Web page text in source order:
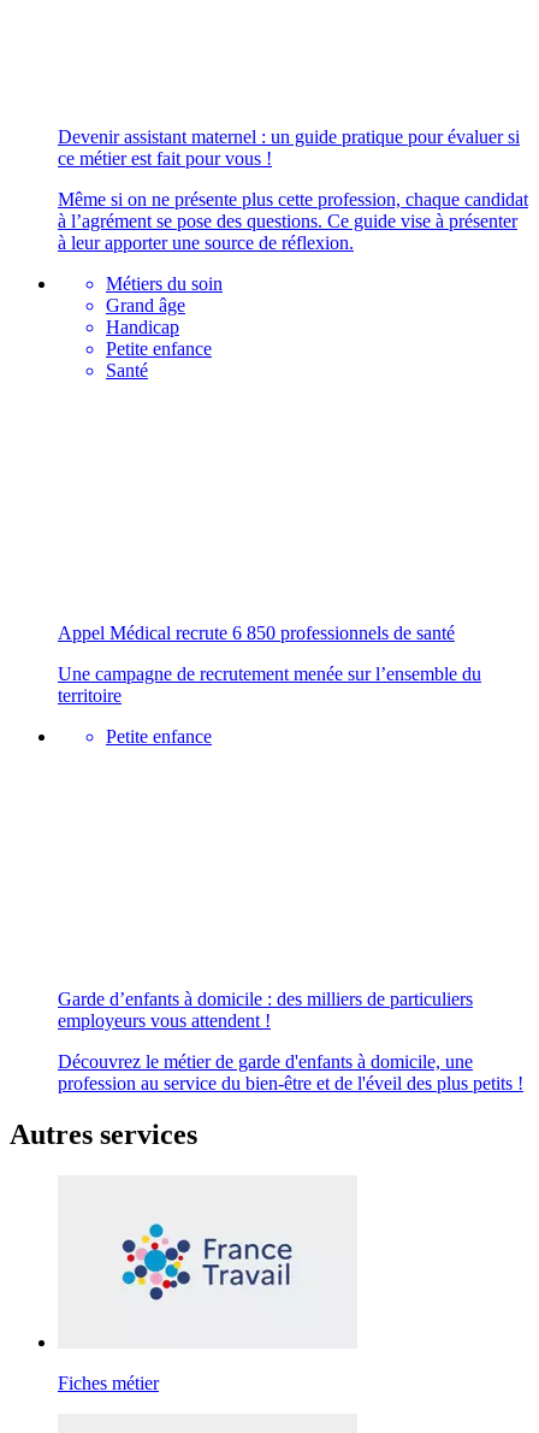
Devenir assistant maternel : un guide pratique pour évaluer si
ce métier est fait pour vous !
Même si on ne présente plus cette profession, chaque candidat
à l’agrément se pose des questions. Ce guide vise à présenter
à leur apporter une source de réflexion.
Métiers du soin
Grand âge
Handicap
Petite enfance
Santé
Appel Médical recrute 6 850 professionnels de santé
Une campagne de recrutement menée sur l’ensemble du
territoire
Petite enfance
Garde d’enfants à domicile : des milliers de particuliers
employeurs vous attendent !
Découvrez le métier de garde d'enfants à domicile, une
profession au service du bien-être et de l'éveil des plus petits !
Autres services
Fiches métier